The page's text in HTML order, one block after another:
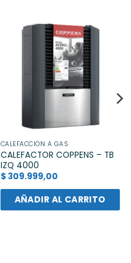
CALEFACCIÓN A GAS
CALEFACTOR COPPENS – TB
IZQ 4000
$309.999,00
AÑADIR AL CARRITO